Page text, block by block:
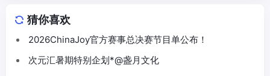
猜你喜欢
2026ChinaJoy官方赛事总决赛节目单公布！
次元汇暑期特别企划*@盏月文化